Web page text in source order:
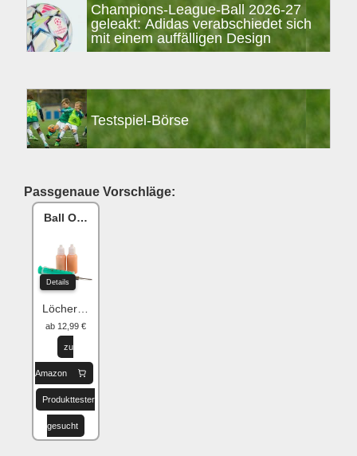
Champions-League-Ball 2026-27
geleakt: Adidas verabschiedet sich
mit einem auffälligen Design
Testspiel-Börse
Passgenaue Vorschläge:
Ball One Reparaturset
Details
Löcher flicken
ab 12,99 €
zu
Amazon
Produkttester
gesucht